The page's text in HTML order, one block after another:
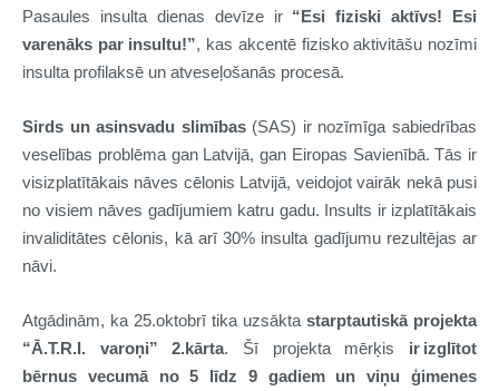
Pasaules insulta dienas devīze ir “Esi fiziski aktīvs! Esi
varenāks par insultu!”, kas akcentē fizisko aktivitāšu nozīmi
insulta profilaksē un atveseļošanās procesā.
Sirds un asinsvadu slimības(SAS) ir nozīmīga sabiedrības
veselības problēma gan Latvijā, gan Eiropas Savienībā. Tās ir
visizplatītākais nāves cēlonis Latvijā, veidojot vairāk nekā pusi
no visiem nāves gadījumiem katru gadu. Insults ir izplatītākais
invaliditātes cēlonis, kā arī 30% insulta gadījumu rezultējas ar
nāvi.
Atgādinām, ka 25.oktobrī tika uzsākta starptautiskā projekta
“Ā.T.R.I. varoņi” 2.kārta. Šī projekta mērķis ir izglītot
bērnus vecumā no 5 līdz 9 gadiem un viņu ģimenes